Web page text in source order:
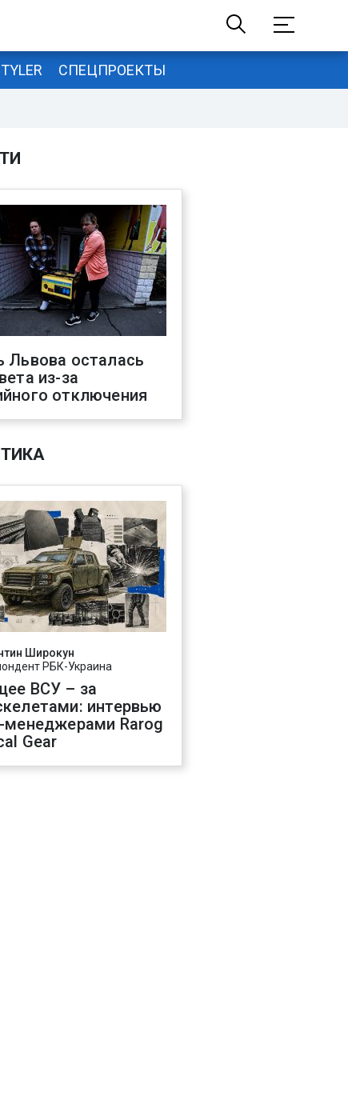
СПЕЦПРОЕКТЫ
Львова осталась
из-за
отключения
Широкун
РБК-Украина
ВСУ – за
интервью
менеджерами Rarog
Gear